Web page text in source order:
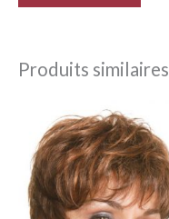
Produits similaires